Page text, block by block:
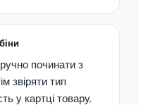
починати з
звіряти тип
у картці товару.